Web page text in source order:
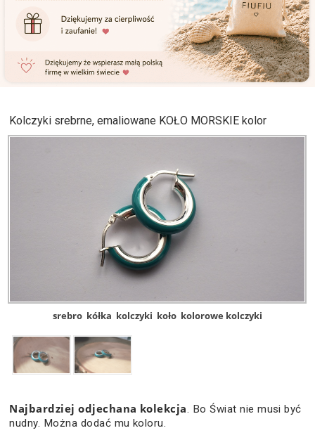
Kolczyki srebrne, emaliowane KOŁO MORSKIE kolor
srebro kółka kolczyki koło kolorowe kolczyki
Najbardziej odjechana kolekcja. Bo Świat nie musi być
nudny. Można dodać mu koloru.